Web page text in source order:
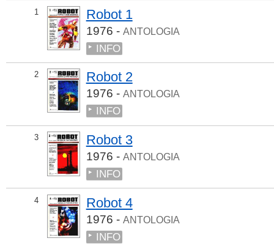
1 Robot 1
1976 - ANTOLOGIA
INFO
2 Robot 2
1976 - ANTOLOGIA
INFO
3 Robot 3
1976 - ANTOLOGIA
INFO
4 Robot 4
1976 - ANTOLOGIA
INFO